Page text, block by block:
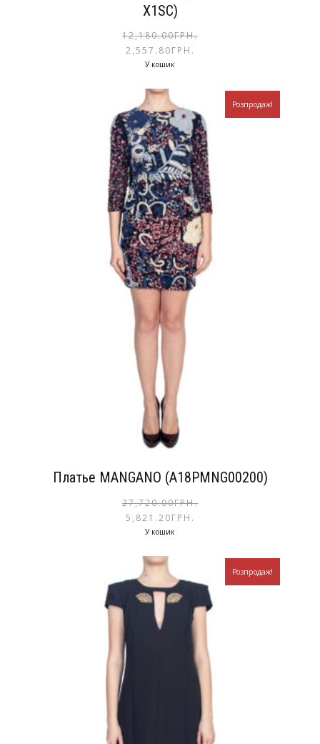
X1SC)
12,180.00ГРН.
2,557.80ГРН.
У кошик
Платье MANGANO (A18PMNG00200)
Розпродаж!
27,720.00ГРН.
5,821.20ГРН.
У кошик
Розпродаж!